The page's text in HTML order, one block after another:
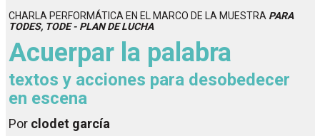
CHARLA PERFORMÁTICA EN EL MARCO DE LA MUESTRA PARA
TODES, TODE - PLAN DE LUCHA
Acuerpar la palabra
textos y acciones para desobedecer
en escena
Por clodet garcía